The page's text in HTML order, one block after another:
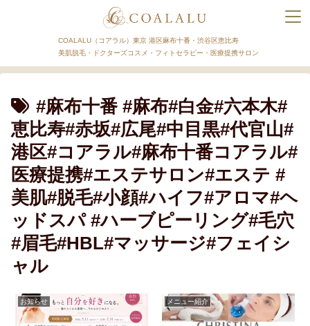
COALALU（コアラル）東京 港区麻布十番・渋谷区恵比寿
美肌脱毛・ドクターズコスメ・フィトセラピー・医療提携サロン
#麻布十番 #麻布#白金#六本木#
恵比寿#赤坂#広尾#中目黒#代官山#
港区#コアラル#麻布十番コアラル#
医療提携#エステサロン#エステ #
美肌#脱毛#小顔#ハイフ#アロマ#ヘ
ッドスパ #ハーブピーリング#毛穴
#眉毛#HBL#マッサージ#フェイシ
ャル
お知らせ メニュー紹介